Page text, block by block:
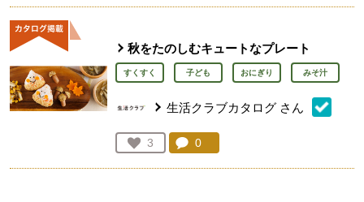
秋をたのしむキュートなプレート
すくすく 子ども おにぎり みそ汁
生活クラブカタログ さん
お気に入り登録：
3
人が登録
コメント：
0